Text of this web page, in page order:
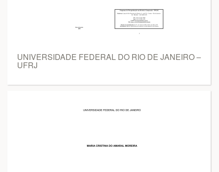
UNIVERSIDADE FEDERAL DO RIO DE JANEIRO –
UFRJ